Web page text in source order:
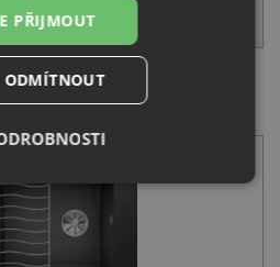
KOUPIT
S antracit 524844 + odkapová
PŘIJMOUT
ODMÍTNOUT
soubory
Soubory